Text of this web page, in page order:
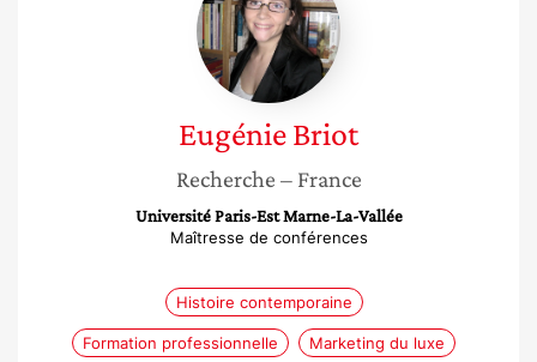
EugénieBriot
Recherche – France
Université Paris-Est Marne-La-Vallée
Maîtresse de conférences
Histoire contemporaine
Formation professionnelle Marketing du luxe